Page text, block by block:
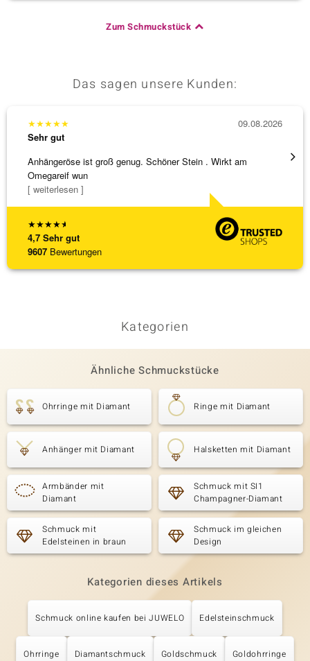
Zum Schmuckstück
Das sagen unsere Kunden:
★★★★★
4,7 Sehr gut
9607 Bewertungen
★★★★★
Sehr gut
Anhängeröse ist groß genug. Schöner Stein . Wirkt am
Omegareif wun
[ weiterlesen ]
09.08.2026
Kategorien
Ähnliche Schmuckstücke
Ohrringe mit Diamant Ringe mit Diamant
Anhänger mit Diamant Halsketten mit Diamant
Armbänder mit
Diamant
Schmuck mit SI1
Champagner-Diamant
Schmuck mit
Edelsteinen in braun
Schmuck im gleichen
Design
Kategorien dieses Artikels
Schmuck online kaufen bei JUWELO Edelsteinschmuck
Ohrringe Diamantschmuck Goldschmuck Goldohrringe